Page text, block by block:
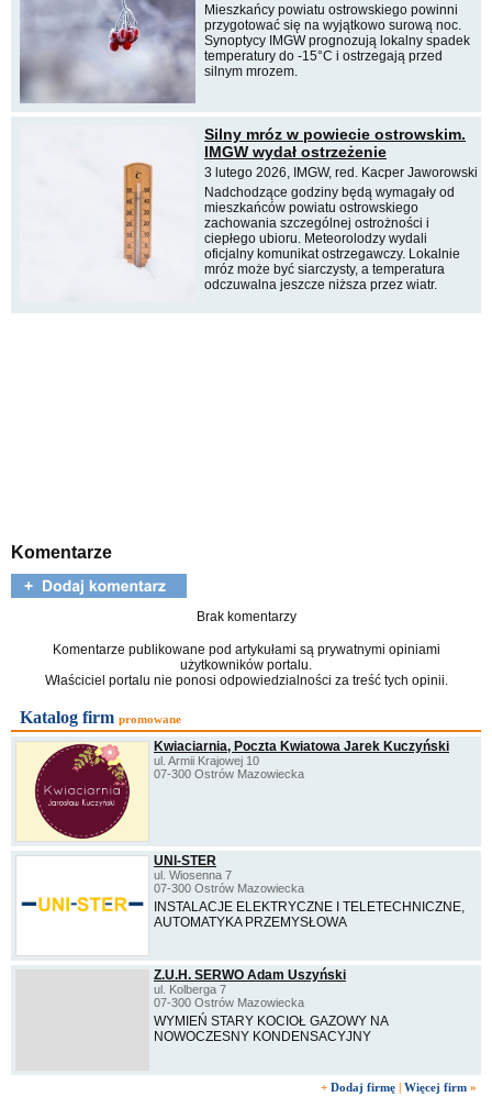
Mieszkańcy powiatu ostrowskiego powinni
przygotować się na wyjątkowo surową noc.
Synoptycy IMGW prognozują lokalny spadek
temperatury do -15°C i ostrzegają przed
silnym mrozem.
Silny mróz w powiecie ostrowskim.
IMGW wydał ostrzeżenie
3 lutego 2026, IMGW, red. Kacper Jaworowski
Nadchodzące godziny będą wymagały od
mieszkańców powiatu ostrowskiego
zachowania szczególnej ostrożności i
ciepłego ubioru. Meteorolodzy wydali
oficjalny komunikat ostrzegawczy. Lokalnie
mróz może być siarczysty, a temperatura
odczuwalna jeszcze niższa przez wiatr.
Komentarze
Brak komentarzy
Komentarze publikowane pod artykułami są prywatnymi opiniami
użytkowników portalu.
Właściciel portalu nie ponosi odpowiedzialności za treść tych opinii.
Katalog firm promowane
Kwiaciarnia, Poczta Kwiatowa Jarek Kuczyński
ul. Armii Krajowej 10
07-300 Ostrów Mazowiecka
UNI-STER
ul. Wiosenna 7
07-300 Ostrów Mazowiecka
INSTALACJE ELEKTRYCZNE I TELETECHNICZNE,
AUTOMATYKA PRZEMYSŁOWA
Z.U.H. SERWO Adam Uszyński
ul. Kolberga 7
07-300 Ostrów Mazowiecka
WYMIEŃ STARY KOCIOŁ GAZOWY NA
NOWOCZESNY KONDENSACYJNY
+ Dodaj firmę | Więcej firm »